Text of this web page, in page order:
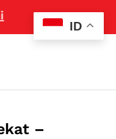
–
ID